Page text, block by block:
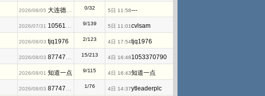
2026/08/05 大连德嘉工控WB 0/32 5日 11:58---
2026/07/31 1056128144 9/139 5日 11:01cvlsam
2026/08/03 tjq1976 2/123 4日 17:54tjq1976
2026/08/03 877476825 15/213 4日 16:481053370790
2026/08/01 知道一点 9/115 4日 16:43知道一点
2026/08/03 877476825 1/76 4日 14:37ytleaderplc